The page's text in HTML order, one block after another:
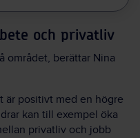
och privatliv
området, berättar Nina
är positivt med en högre
kan till exempel öka
privatliv och jobb